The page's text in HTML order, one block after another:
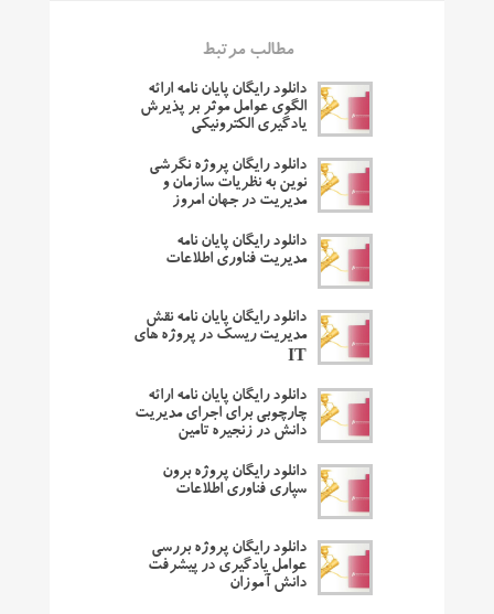
مطالب مرتبط
دانلود رایگان پایان نامه ارائه
الگوی عوامل موثر بر پذیرش
یادگیری الکترونیکی
دانلود رایگان پروژه نگرشی
نوین به نظریات سازمان و
مدیریت در جهان امروز
دانلود رایگان پایان نامه
مدیریت فناوری اطلاعات
دانلود رایگان پایان نامه نقش
مدیریت ریسک در پروژه های
IT
دانلود رایگان پایان نامه ارائه
چارچوبی برای اجرای مدیریت
دانش در زنجیره تامین
دانلود رایگان پروژه برون
سپاری فناوری اطلاعات
دانلود رایگان پروژه بررسی
عوامل یادگیری در پیشرفت
دانش آموزان